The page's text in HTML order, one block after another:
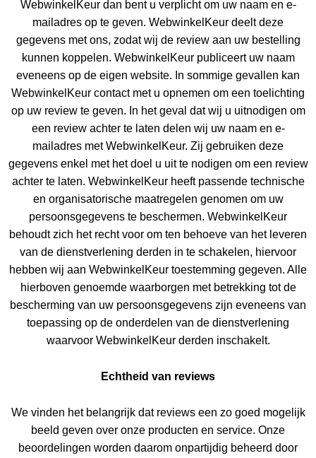
WebwinkelKeur dan bent u verplicht om uw naam en e-
mailadres op te geven. WebwinkelKeur deelt deze
gegevens met ons, zodat wij de review aan uw bestelling
kunnen koppelen. WebwinkelKeur publiceert uw naam
eveneens op de eigen website. In sommige gevallen kan
WebwinkelKeur contact met u opnemen om een toelichting
op uw review te geven. In het geval dat wij u uitnodigen om
een review achter te laten delen wij uw naam en e-
mailadres met WebwinkelKeur. Zij gebruiken deze
gegevens enkel met het doel u uit te nodigen om een review
achter te laten. WebwinkelKeur heeft passende technische
en organisatorische maatregelen genomen om uw
persoonsgegevens te beschermen. WebwinkelKeur
behoudt zich het recht voor om ten behoeve van het leveren
van de dienstverlening derden in te schakelen, hiervoor
hebben wij aan WebwinkelKeur toestemming gegeven. Alle
hierboven genoemde waarborgen met betrekking tot de
bescherming van uw persoonsgegevens zijn eveneens van
toepassing op de onderdelen van de dienstverlening
waarvoor WebwinkelKeur derden inschakelt.
Echtheid van reviews
We vinden het belangrijk dat reviews een zo goed mogelijk
beeld geven over onze producten en service. Onze
beoordelingen worden daarom onpartijdig beheerd door